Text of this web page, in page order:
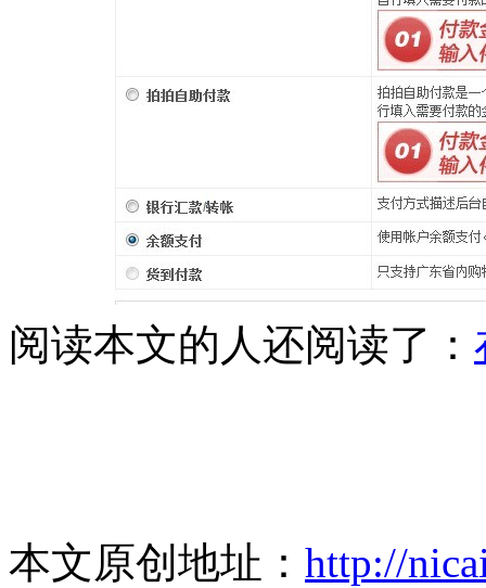
阅读本文的人还阅读了：
本文原创地址： http://